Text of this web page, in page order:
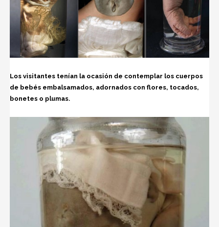
Los visitantes tenían la ocasión de contemplar los cuerpos
de bebés embalsamados, adornados con flores, tocados,
bonetes o plumas.